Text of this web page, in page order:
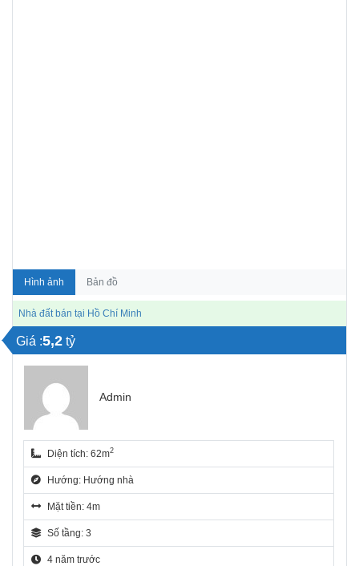
Hình ảnh Bản đồ
Nhà đất bán tại Hồ Chí Minh
Giá :5,2 tỷ
Admin
Diện tích: 62m2
Hướng: Hướng nhà
Mặt tiền: 4m
Số tầng: 3
4 năm trước